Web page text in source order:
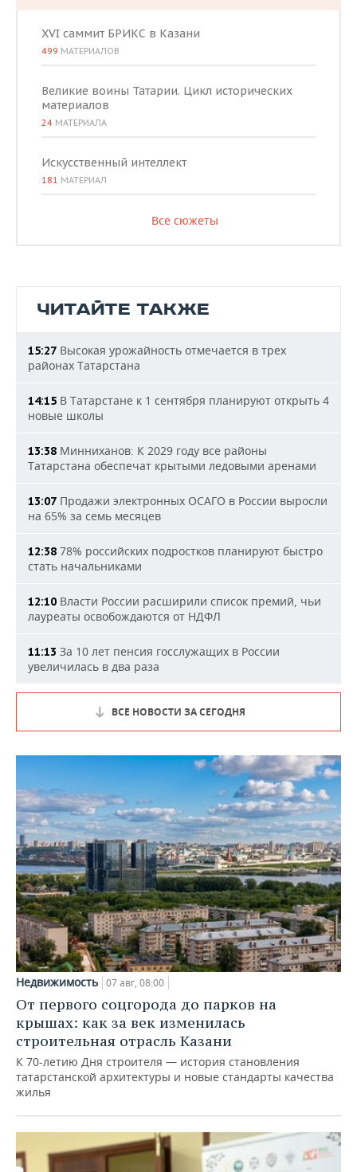
XVI саммит БРИКС в Казани
499 МАТЕРИАЛОВ
Великие воины Татарии. Цикл исторических
материалов
24 МАТЕРИАЛА
Искусственный интеллект
181 МАТЕРИАЛ
Все сюжеты
ЧИТАЙТЕ ТАКЖЕ
15:27 Высокая урожайность отмечается в трех
районах Татарстана
14:15 В Татарстане к 1 сентября планируют открыть 4
новые школы
13:38 Минниханов: К 2029 году все районы
Татарстана обеспечат крытыми ледовыми аренами
13:07 Продажи электронных ОСАГО в России выросли
на 65% за семь месяцев
12:38 78% российских подростков планируют быстро
стать начальниками
12:10 Власти России расширили список премий, чьи
лауреаты освобождаются от НДФЛ
11:13 За 10 лет пенсия госслужащих в России
увеличилась в два раза
ВСЕ НОВОСТИ ЗА СЕГОДНЯ
Недвижимость 07 авг, 08:00
От первого соцгорода до парков на
крышах: как за век изменилась
строительная отрасль Казани
К 70-летию Дня строителя — история становления
татарстанской архитектуры и новые стандарты качества
жилья